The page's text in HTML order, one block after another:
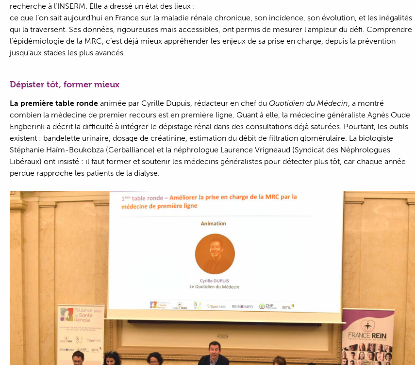
recherche à l’INSERM. Elle a dressé un état des lieux :
ce que l’on sait aujourd’hui en France sur la maladie rénale chronique, son incidence, son évolution, et les inégalités
qui la traversent. Ses données, rigoureuses mais accessibles, ont permis de mesurer l’ampleur du défi. Comprendre
l’épidémiologie de la MRC, c’est déjà mieux appréhender les enjeux de sa prise en charge, depuis la prévention
jusqu’aux stades les plus avancés.
Dépister tôt, former mieux
La première table ronde animée par Cyrille Dupuis, rédacteur en chef du Quotidien du Médecin, a montré
combien la médecine de premier recours est en première ligne. Quant à elle, la médecine généraliste Agnès Oude
Engberink a décrit la difficulté à intégrer le dépistage rénal dans des consultations déjà saturées. Pourtant, les outils
existent : bandelette urinaire, dosage de créatinine, estimation du débit de filtration glomérulaire. La biologiste
Stéphanie Haïm-Boukobza (Cerballiance) et la néphrologue Laurence Vrigneaud (Syndicat des Néphrologues
Libéraux) ont insisté : il faut former et soutenir les médecins généralistes pour détecter plus tôt, car chaque année
perdue rapproche les patients de la dialyse.